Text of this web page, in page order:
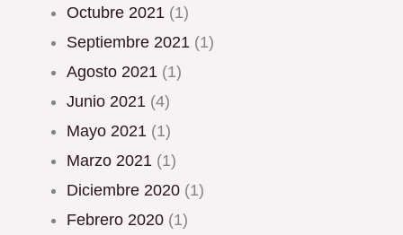
octubre 2021 (1)
septiembre 2021 (1)
agosto 2021 (1)
junio 2021 (4)
mayo 2021 (1)
marzo 2021 (1)
diciembre 2020 (1)
febrero 2020 (1)